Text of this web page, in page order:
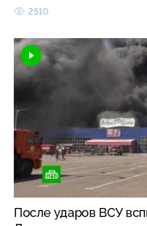
2510
После ударов ВСУ